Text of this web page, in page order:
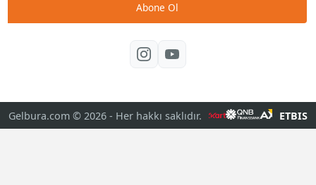
Abone Ol
Gelbura.com © 2026 - Her hakkı saklıdır. ETBIS